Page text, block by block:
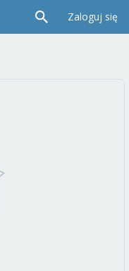
Zaloguj się